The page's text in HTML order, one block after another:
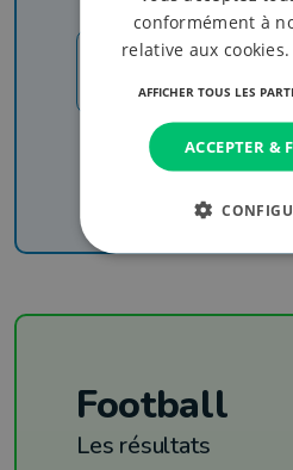
Recevez nos newsletters
de l'info, du sport et
Football
Les résultats
conformément à
relative aux cookies.
AFFICHER TOUS LES
ACCEPTER &